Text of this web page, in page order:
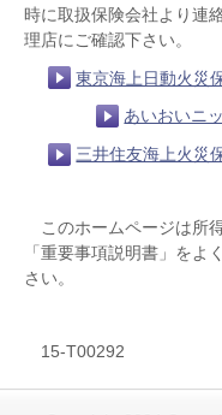
時に取扱保険会社より連
理店にご確認下さい。
東京海上日動火災
あいおいニ
三井住友海上火災
このホームページは所
「重要事項説明書」を
さい。
15-T00292